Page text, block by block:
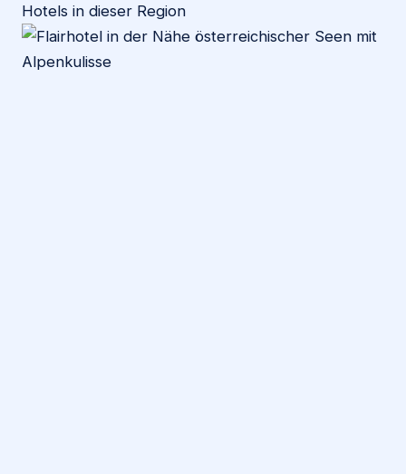
Hotels in dieser Region